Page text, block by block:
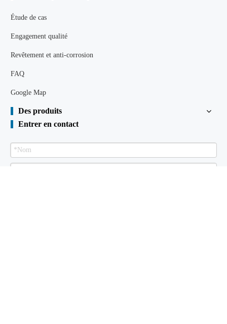
Étude de cas
Engagement qualité
Revêtement et anti-corrosion
FAQ
Google Map
Des produits
Entrer en contact